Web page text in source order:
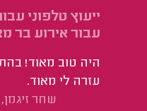
ייעוץ טלפוני
עבור אירוע בר
היה טוב מאוד!
עזרה לי מאוד.
שחר